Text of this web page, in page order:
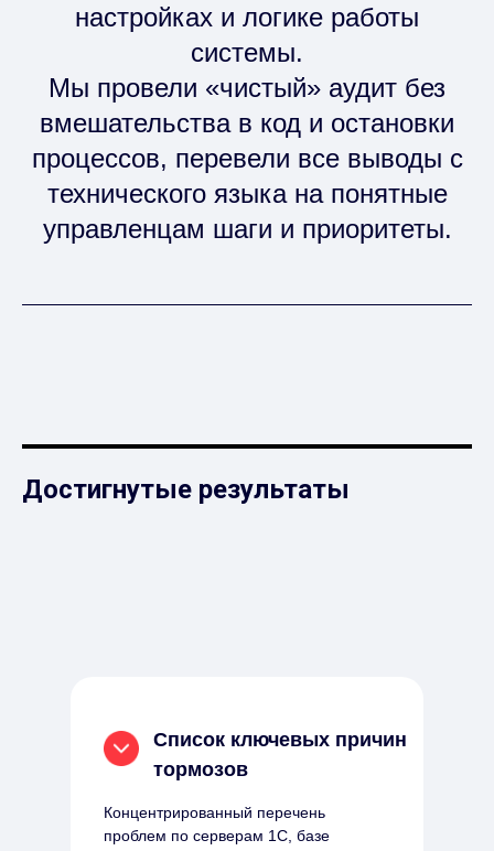
настройках и логике работы
системы.
Мы провели «чистый» аудит без
вмешательства в код и остановки
процессов, перевели все выводы с
технического языка на понятные
управленцам шаги и приоритеты.
Достигнутые результаты
Список ключевых причин
тормозов
Концентрированный перечень
проблем по серверам 1С, базе